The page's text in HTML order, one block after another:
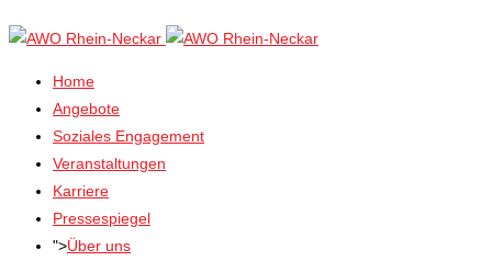
Home
Angebote
Soziales Engagement
Veranstaltungen
Karriere
Pressespiegel
">Über uns